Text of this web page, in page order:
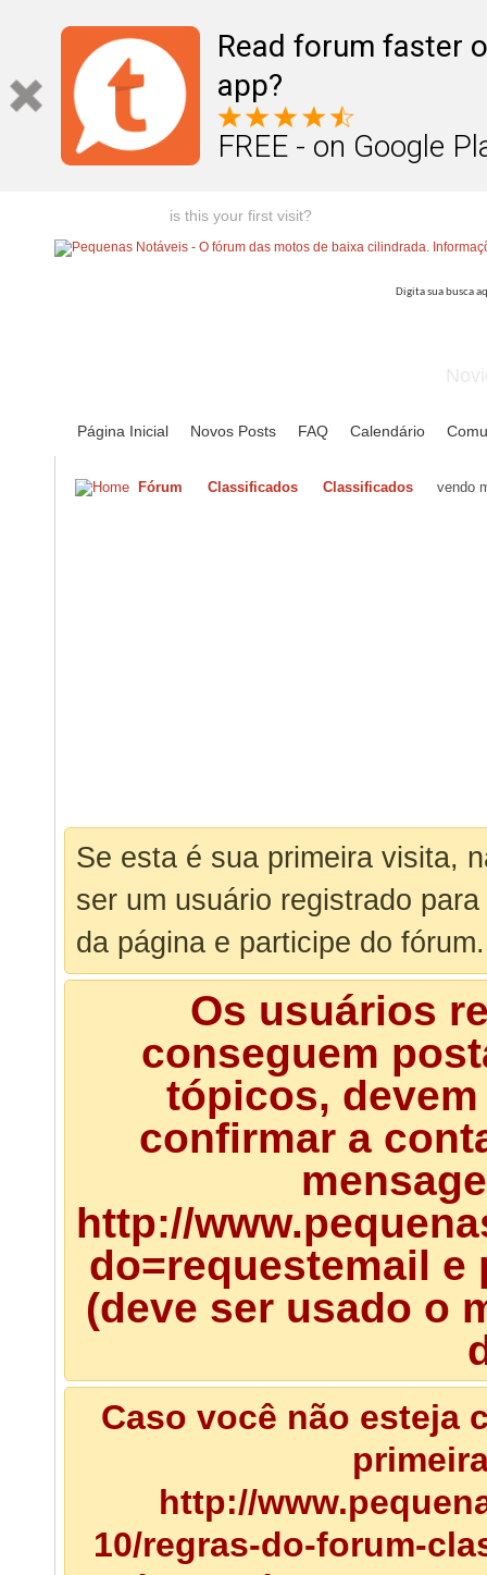
Read forum faster
app?
FREE - on Google
is this your first visit?
Página Inicial Novos Posts FAQ Calendário
Fórum Classificados Classificados vendo
Se esta é sua primeira visita,
ser um usuário registrado
da página e participe do fórum.
Os usuários
conseguem
tópicos,
confirmar a
http://
do=requestemail
(deve ser usado o
Caso você não esteja
http://
10/regras-do-forum-